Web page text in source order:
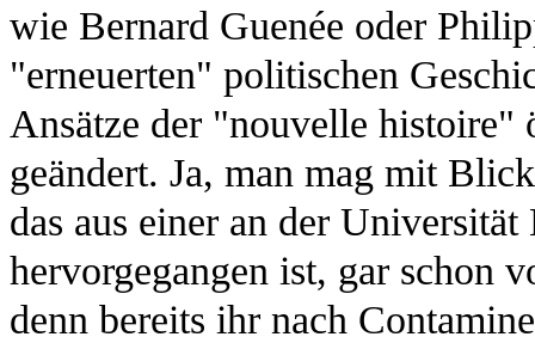
wie Bernard Guenée oder
"erneuerten" politischen
Ansätze der "nouvelle histoire"
geändert. Ja, man mag mit
das aus einer an der
hervorgegangen ist, gar schon
denn bereits ihr nach